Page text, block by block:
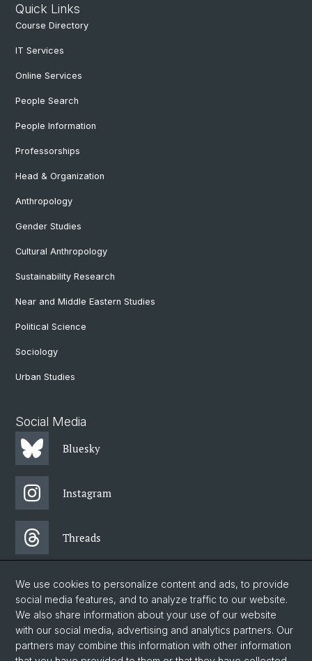
Quick Links
Course Directory
IT Services
Online Services
People Search
People Information
Professorships
Head & Organization
Anthropology
Gender Studies
Cultural Anthropology
Sustainability Research
Near and Middle Eastern Studies
Political Science
Sociology
Urban Studies
Social Media
Bluesky
Instagram
Threads
Facebook
Newsletter
We use cookies to personalize content and ads, to provide
social media features, and to analyze traffic to our website.
We also share information about your use of our website
with our social media, advertising and analytics partners. Our
partners may combine this information with other information